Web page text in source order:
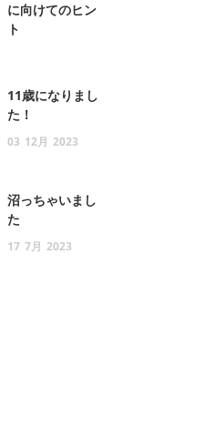
に向けてのヒン
ト
11歳になりまし
た！
03 12月 2023
沼っちゃいまし
た
17 7月 2023